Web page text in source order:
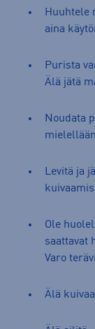
Huuhtele
aina
Purista
Älä jätä
Noudata
Levitä ja
Ole
saattavat
Varo
Älä